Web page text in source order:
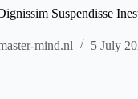
Suspendisse
mind.nl 5 July